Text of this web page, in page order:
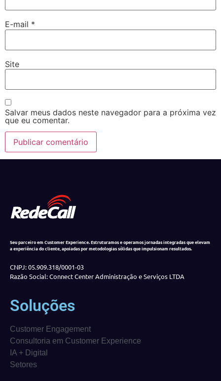
E-mail *
Site
Salvar meus dados neste navegador para a próxima vez
que eu comentar.
Seu parceiro em Customer Experience. Estruturamos e operamos jornadas integradas que elevam
a experiência do cliente, apoiadas por metodologias sólidas que impulsionam resultados.
CNPJ: 05.909.318/0001-03
Razão Social: Connect Center Administração e Serviços LTDA
Soluções
Customer Engagement
Consultoria em Customer Experience
IA + Digital
Setores